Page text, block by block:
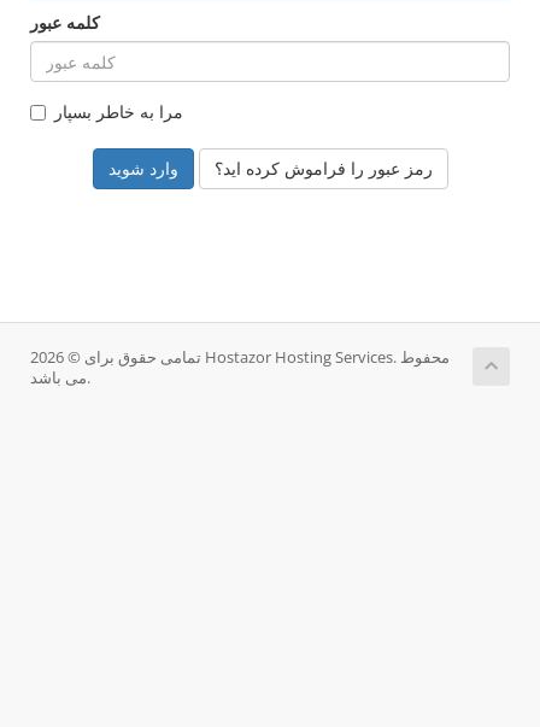
کلمه عبور
مرا به خاطر بسپار
رمز عبور را فراموش کرده اید؟
تمامی حقوق برای © 2026 Hostazor Hosting Services. محفوط
می باشد.